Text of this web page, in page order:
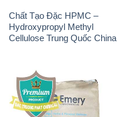
Chất Tạo Đặc HPMC –
Hydroxypropyl Methyl
Cellulose Trung Quốc China